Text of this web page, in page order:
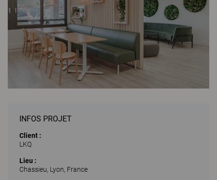
INFOS PROJET
Client :
LKQ
Lieu :
Chassieu, Lyon, France